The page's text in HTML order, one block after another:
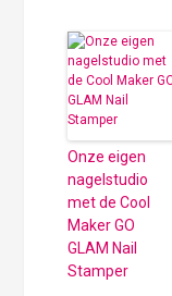
Onze eigen
nagelstudio
met de Cool
Maker GO
GLAM Nail
Stamper